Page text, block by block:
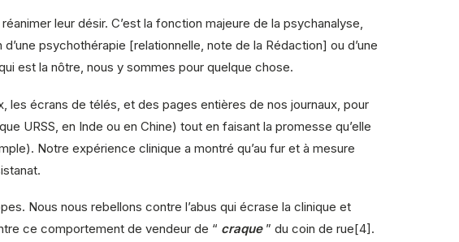
leur désir. C’est la fonction majeure de la psychanalyse,
psychothérapie [relationnelle, note de la Rédaction] ou d’une
est la nôtre, nous y sommes pour quelque chose.
les écrans de télés, et des pages entières de nos journaux, pour
URSS, en Inde ou en Chine) tout en faisant la promesse qu’elle
Notre expérience clinique a montré qu’au fur et à mesure
Nous nous rebellons contre l’abus qui écrase la clinique et
ce comportement de vendeur de “ craque ” du coin de rue[4].